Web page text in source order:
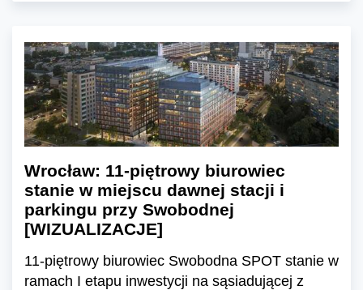
Wrocław: 11-piętrowy biurowiec
stanie w miejscu dawnej stacji i
parkingu przy Swobodnej
[WIZUALIZACJE]
11-piętrowy biurowiec Swobodna SPOT stanie w
ramach I etapu inwestycji na sąsiadującej z